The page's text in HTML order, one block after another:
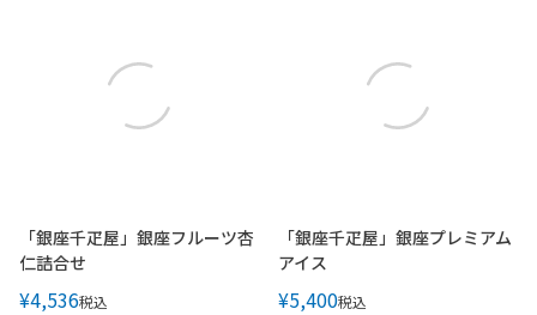
「銀座千疋屋」銀座フルーツ杏
仁詰合せ
¥4,536税込
「銀座千疋屋」銀座プレミアム
アイス
¥5,400税込